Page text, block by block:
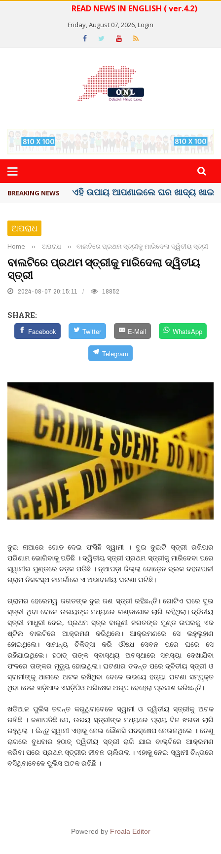
READ NEWS IN ENGLISH ( ver.4.2)
Friday, August 07, 2026,Login
BREAKING NEWS ସବୁଠୁ ମହଙ୍ଗା ସେଲିବ୍ରିଟି ଶାହରୁଖ ଖାନ୍
ଅପରାଧ
Home ›› ଅପରାଧ ›› ବାଲଟିରେ ପ୍ରଥମ ସ୍ତ୍ରୀକୁ ମାରିଦେଲା ଦ୍ୱିତୀୟ ସ୍ତ୍ରୀ
ବାଲଟିରେ ପ୍ରଥମ ସ୍ତ୍ରୀକୁ ମାରିଦେଲା ଦ୍ୱିତୀୟ
ସ୍ତ୍ରୀ
2024-08-07 20:15:11 18852
SHARE:
Facebook Twitter E-Mail WhatsApp
Telegram
ଦୁଇ ନାଆରେ ଗୋଡ ଦେଇ ଫସିଛି ସ୍ୱାମୀ । ଦୁଇ ଦୁଇଟି ସ୍ତ୍ରୀ ରଖିପାର
ପରିଣାମ ଭୋଗିବାକୁ ପଡିଛି । ଦ୍ୱିତୀୟ ସ୍ତ୍ରୀ ପ୍ରଥମ ସ୍ତ୍ରୀକୁ ମାରିଦେବା ପରେ
ସ୍ୱାମୀର ମୁଣ୍ଡରେ ଚଡ଼କ ପଡିଛି । ନୂଆପଡ଼ା ଜିଲ୍ଲା ବୋଡ଼େନ ବ୍ଲକ ଦହନାପାଳୀ
ଗ୍ରାମ ନିକଟସ୍ଥ ଜାମଗାଁରେ ଏ ଅଭାବନୀୟ ଘଟଣା ଘଟିଛି।
ଗ୍ରାମର ହେରେମ୍ୱ ଜଗତଙ୍କ ଦୁଇ ଜଣ ସ୍ତ୍ରୀ ରହିଛନ୍ତି। ଗୋଟିଏ ଘରେ ଦୁଇ
ସ୍ତ୍ରୀ ଥିବା ବେଳେ ଉଭୟଙ୍କ ମଧ୍ୟରେ ଗଣ୍ଡଗୋଳ ଲାଗି ରହିଥିଲା। ଦ୍ବିତୀୟ
ସ୍ତ୍ରୀ ମାଧୁରୀ ଦେଇ, ପ୍ରଥମ ସ୍ତ୍ର ବାରୁଣୀ ଜଗତଙ୍କ ମୁଣ୍ଡ ଉପରକୁ ଏକ
ଷ୍ଟିଲ ବାଲଟିରେ ଆକ୍ରମଣ କରିଥିଲେ। ଆକ୍ରମଣରେ ସେ ଲହୁଲୁହାଣ
ହୋଇଥିଲେ। ସାମାନ୍ୟ ଚିକିତ୍ସା କରି ଔଷଧ ସେବନ ପରେ ଘରେ ସେ
ରହିଯାଇଥିଲେ। ହଠାତ୍ ତାଙ୍କ ସ୍ବାସ୍ଥ୍ୟ ଅବସ୍ଥାରେ ସମସ୍ୟା ଦେଖାଯିବା
ଫଳରେ ତାଙ୍କର ମୃତ୍ୟୁ ହୋଇଥିଲା। ଘଟଣାର ତଦନ୍ତ ପରେ ଦ୍ବିତୀୟ ସ୍ତ୍ରୀ ଓ
ସ୍ବାମୀଙ୍କୁ ଥାନାରେ ଅଟକ ରଖିଥିବା ବେଳେ ଉଭୟେ ହତ୍ୟା ଘଟଣା ସମ୍ପୃକ୍ତ
ଥିବା ନେଇ ଖଡ଼ିଆଳ ଏସଡ଼ିପିଓ ଅଭିଷେକ ଅରୂପ ବେହେରା ପ୍ରକାଶ କରିଛନ୍ତି।
ଖଡିଆଳ ପୁଲିସ ତଦନ୍ତ କରୁଥିବାବେଳେ ସ୍ୱାମୀ ଓ ଦ୍ୱିତୀୟ ସ୍ତ୍ରୀକୁ ଅଟକ
ରଖିଛି । ଜଣାପଡିଛି ଯେ, ଉଭୟ ସ୍ତ୍ରୀଙ୍କ ମଧ୍ୟରେ ପ୍ରାୟ ଦିନ ଝଗଡା ଲାଗି
ରହୁଥିଲା । କିନ୍ତୁ ସ୍ୱାମୀ ଏହାକୁ ନେଇ କୌଣସି ପଦକ୍ଷେପ ନେଉନଥିଲେ । ତେଣୁ
ରାଗରେ ବୁଧବାର ହଠାତ୍ ଦ୍ୱିତୀୟ ସ୍ତ୍ରୀ ରାଗି ଯାଇ ବାଲ୍‌ଟିରେ ଆକ୍ରମଣ
କରିବା ପରେ ପ୍ରଥମ ସ୍ତ୍ରୀର ଜୀବନ ଚାଲିଗଲା । ଏହାକୁ ନେଇ ସ୍ୱାମୀ ଚିନ୍ତାରେ
ବସିଥିବାବେଳେ ପୁଲିସ ଅଟକ ରଖିଛି ।
Powered by Froala Editor